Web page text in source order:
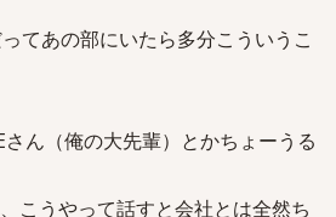
てあの部にいたら多分こういうこ
ん（俺の大先輩）とかちょーうる
こうやって話すと会社とは全然ち